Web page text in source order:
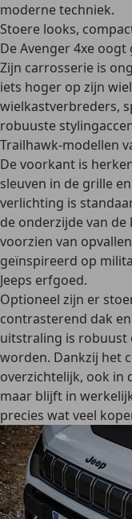
moderne techniek.
Stoere looks,
De Avenger 4xe
Zijn carrosserie is
iets hoger op zijn
wielkastverbreders,
robuuste
Trailhawk-modellen
De voorkant is
sleuven in de grille
verlichting is
de onderzijde van de
voorzien van
geïnspireerd op
Jeeps erfgoed.
Optioneel zijn er
contrasterend dak
uitstraling is robuust
worden. Dankzij het
overzichtelijk, ook in
maar blijft in
precies wat veel